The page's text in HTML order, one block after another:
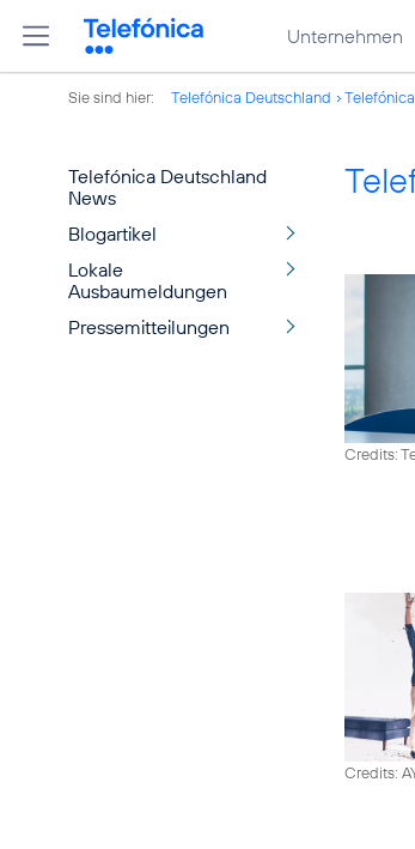
Unternehmen
Sie sind hier: Telefónica Deutschland
Telefónica Deutschland
News
Blogartikel
Lokale
Ausbaumeldungen
Pressemitteilungen
Credits:
Credits: